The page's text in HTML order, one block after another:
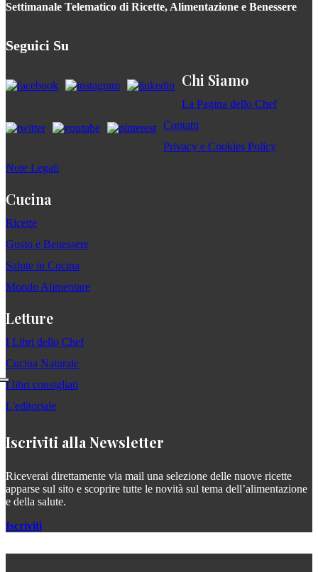
Settimanale Telematico di Ricette, Alimentazione e Benessere
Seguici Su
Chi Siamo
La Pagina dello Chef
Contatti
Privacy e Cookies Policy
Note Legali
Cucina
Ricette
Gusto e Benessere
Salute in Cucina
Mondo Alimentare
Letture
I Libri dello Chef
Cucina Naturale
I libri consigliati
L'editoriale
Iscriviti alla Newsletter
Riceverai direttamente via mail una selezione delle nuove ricette
apparse sul sito e scoprire tutte le novità sul tema dell’alimentazione
e della salute.
Iscriviti